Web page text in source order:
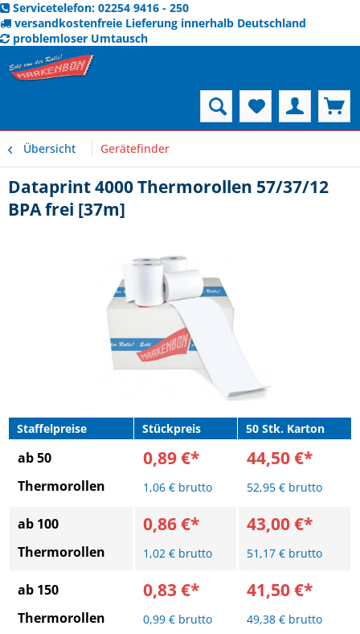
Servicetelefon: 02254 9416 - 250
versandkostenfreie Lieferung innerhalb Deutschland
problemloser Umtausch
Übersicht Gerätefinder
Dataprint 4000 Thermorollen 57/37/12
BPA frei [37m]
Staffelpreise Stückpreis 50 Stk. Karton
ab 50
Thermorollen
0,89 €*
1,06 € brutto
44,50 €*
52,95 € brutto
ab 100
Thermorollen
0,86 €*
1,02 € brutto
43,00 €*
51,17 € brutto
ab 150
Thermorollen
0,83 €*
0,99 € brutto
41,50 €*
49,38 € brutto